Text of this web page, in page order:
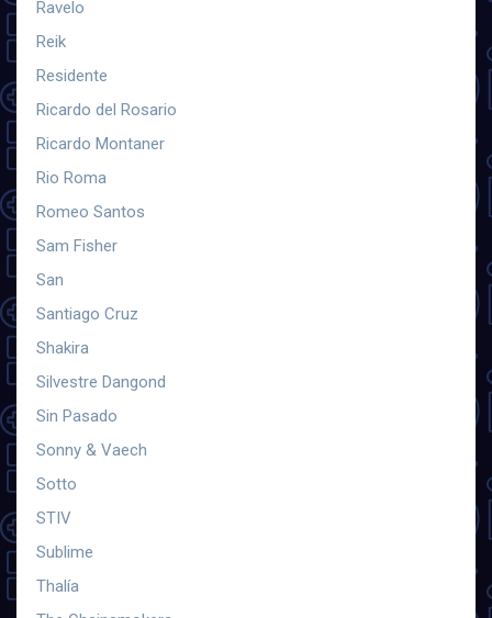
Ravelo
Reik
Residente
Ricardo del Rosario
Ricardo Montaner
Rio Roma
Romeo Santos
Sam Fisher
San
Santiago Cruz
Shakira
Silvestre Dangond
Sin Pasado
Sonny & Vaech
Sotto
STIV
Sublime
Thalía